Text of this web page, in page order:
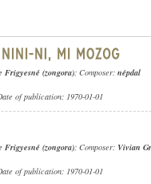
Frigyesné (zongora); Composer: népdal
of publication: 1970-01-01
Frigyesné (zongora); Composer: Vivian
of publication: 1970-01-01